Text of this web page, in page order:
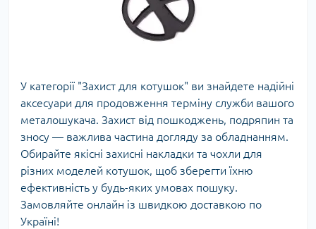
У категорії "Захист для котушок" ви знайдете надійні
аксесуари для продовження терміну служби вашого
металошукача. Захист від пошкоджень, подряпин та
зносу — важлива частина догляду за обладнанням.
Обирайте якісні захисні накладки та чохли для
різних моделей котушок, щоб зберегти їхню
ефективність у будь-яких умовах пошуку.
Замовляйте онлайн із швидкою доставкою по
Україні!